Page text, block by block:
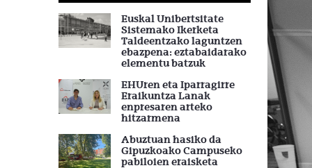
Euskal Unibertsitate
Sistemako Ikerketa
Taldeentzako laguntzen
ebazpena: eztabaidarako
elementu batzuk
EHUren eta Iparragirre
Eraikuntza Lanak
enpresaren arteko
hitzarmena
Abuztuan hasiko da
Gipuzkoako Campuseko
pabiloien eraisketa